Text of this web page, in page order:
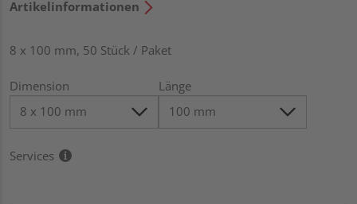
Artikelinformationen
8 x 100 mm, 50 Stück / Paket
Dimension Länge
Services